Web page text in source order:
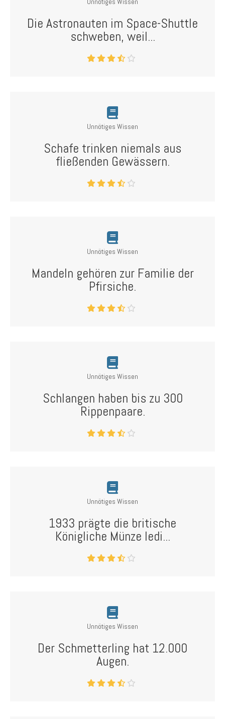
Die Astronauten im Space-Shuttle
schweben, weil...
Unnötiges Wissen
Schafe trinken niemals aus
fließenden Gewässern.
Unnötiges Wissen
Mandeln gehören zur Familie der
Pfirsiche.
Unnötiges Wissen
Schlangen haben bis zu 300
Rippenpaare.
Unnötiges Wissen
1933 prägte die britische
Königliche Münze ledi...
Unnötiges Wissen
Der Schmetterling hat 12.000
Augen.